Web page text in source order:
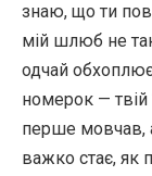
знаю, що ти
мій шлюб не
одчай
номерок —
перше мовчав,
важко стає, як